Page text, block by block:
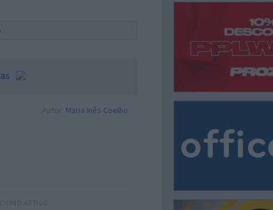
Autor: Maria Inês Coelho